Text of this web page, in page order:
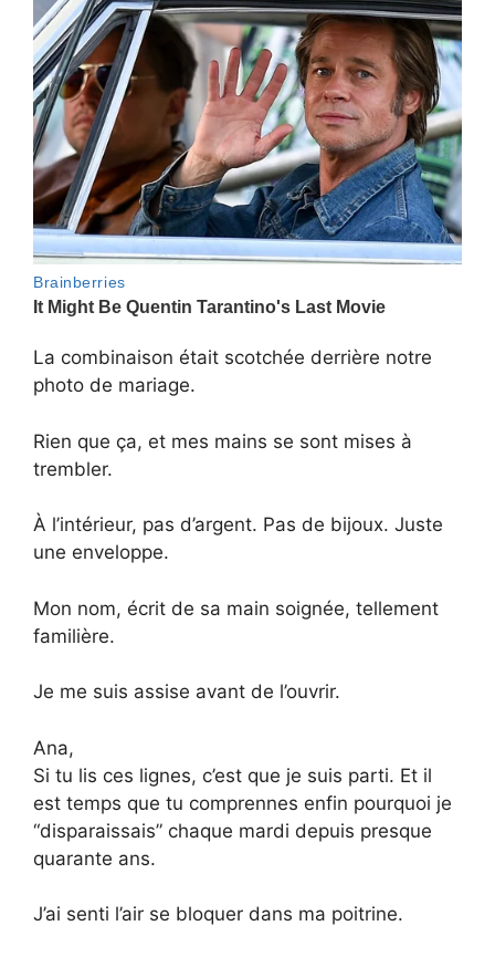
La combinaison était scotchée derrière notre
photo de mariage.
Rien que ça, et mes mains se sont mises à
trembler.
À l’intérieur, pas d’argent. Pas de bijoux. Juste
une enveloppe.
Mon nom, écrit de sa main soignée, tellement
familière.
Je me suis assise avant de l’ouvrir.
Ana,
Si tu lis ces lignes, c’est que je suis parti. Et il
est temps que tu comprennes enfin pourquoi je
“disparaissais” chaque mardi depuis presque
quarante ans.
J’ai senti l’air se bloquer dans ma poitrine.